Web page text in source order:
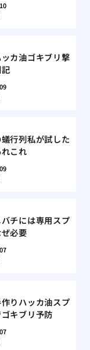
カ油ゴキブリ撃
行列私が試した
これ
チには専用スプ
必要
りハッカ油スプ
キブリ予防